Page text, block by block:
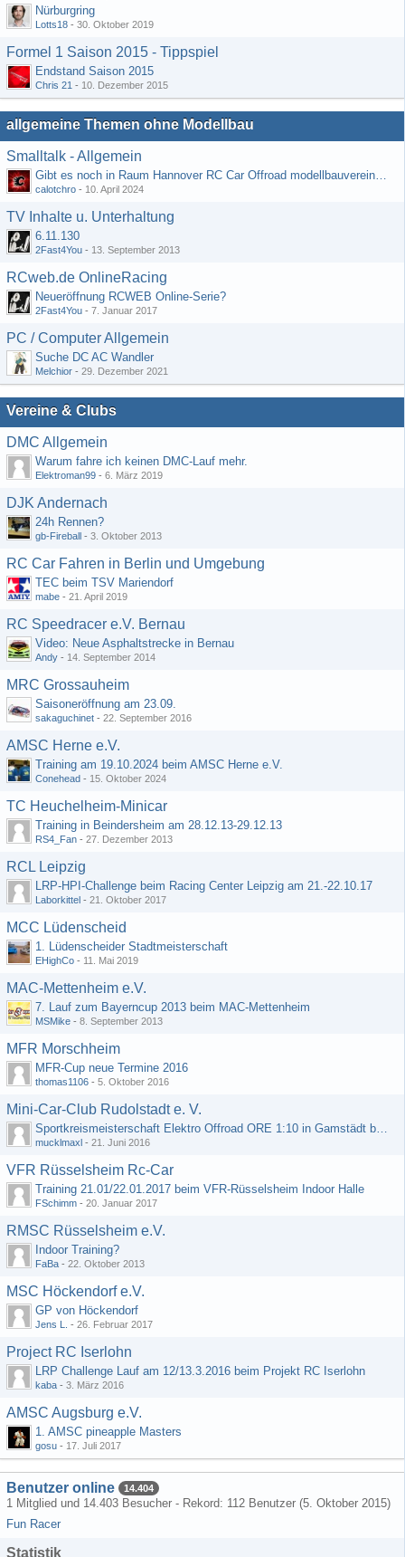
Nürburgring
Lotts18 - 30. Oktober 2019
Formel 1 Saison 2015 - Tippspiel
Endstand Saison 2015
Chris 21 - 10. Dezember 2015
allgemeine Themen ohne Modellbau
Smalltalk - Allgemein
Gibt es noch in Raum Hannover RC Car Offroad modellbauvereine, habe selbst schon gegoogelt aber erfolglos
calotchro - 10. April 2024
TV Inhalte u. Unterhaltung
6.11.130
2Fast4You - 13. September 2013
RCweb.de OnlineRacing
Neueröffnung RCWEB Online-Serie?
2Fast4You - 7. Januar 2017
PC / Computer Allgemein
Suche DC AC Wandler
Melchior - 29. Dezember 2021
Vereine & Clubs
DMC Allgemein
Warum fahre ich keinen DMC-Lauf mehr.
Elektroman99 - 6. März 2019
DJK Andernach
24h Rennen?
gb-Fireball - 3. Oktober 2013
RC Car Fahren in Berlin und Umgebung
TEC beim TSV Mariendorf
mabe - 21. April 2019
RC Speedracer e.V. Bernau
Video: Neue Asphaltstrecke in Bernau
Andy - 14. September 2014
MRC Grossauheim
Saisoneröffnung am 23.09.
sakaguchinet - 22. September 2016
AMSC Herne e.V.
Training am 19.10.2024 beim AMSC Herne e.V.
Conehead - 15. Oktober 2024
TC Heuchelheim-Minicar
Training in Beindersheim am 28.12.13-29.12.13
RS4_Fan - 27. Dezember 2013
RCL Leipzig
LRP-HPI-Challenge beim Racing Center Leipzig am 21.-22.10.17
Laborkittel - 21. Oktober 2017
MCC Lüdenscheid
1. Lüdenscheider Stadtmeisterschaft
EHighCo - 11. Mai 2019
MAC-Mettenheim e.V.
7. Lauf zum Bayerncup 2013 beim MAC-Mettenheim
MSMike - 8. September 2013
MFR Morschheim
MFR-Cup neue Termine 2016
thomas1106 - 5. Oktober 2016
Mini-Car-Club Rudolstadt e. V.
Sportkreismeisterschaft Elektro Offroad ORE 1:10 in Gamstädt bei Erfurt, Outdoor mit Indoor Ausweichmöglichkeit!!!
mucklmaxl - 21. Juni 2016
VFR Rüsselsheim Rc-Car
Training 21.01/22.01.2017 beim VFR-Rüsselsheim Indoor Halle
FSchimm - 20. Januar 2017
RMSC Rüsselsheim e.V.
Indoor Training?
FaBa - 22. Oktober 2013
MSC Höckendorf e.V.
GP von Höckendorf
Jens L. - 26. Februar 2017
Project RC Iserlohn
LRP Challenge Lauf am 12/13.3.2016 beim Projekt RC Iserlohn
kaba - 3. März 2016
AMSC Augsburg e.V.
1. AMSC pineapple Masters
gosu - 17. Juli 2017
Benutzer online 14.404
1 Mitglied und 14.403 Besucher - Rekord: 112 Benutzer (5. Oktober 2015)
Fun Racer
Statistik